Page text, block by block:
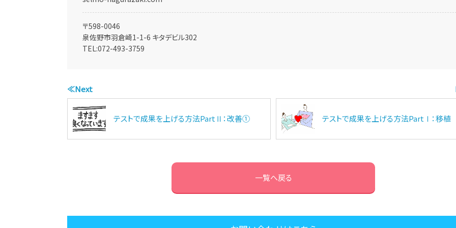
〒598-0046
泉佐野市羽倉崎1-1-6 キタデビル302
TEL:072-493-3759
≪Next
テストで成果を上げる方法PartⅡ：改善① テストで成果を上げる方法PartⅠ：移植
一覧へ戻る